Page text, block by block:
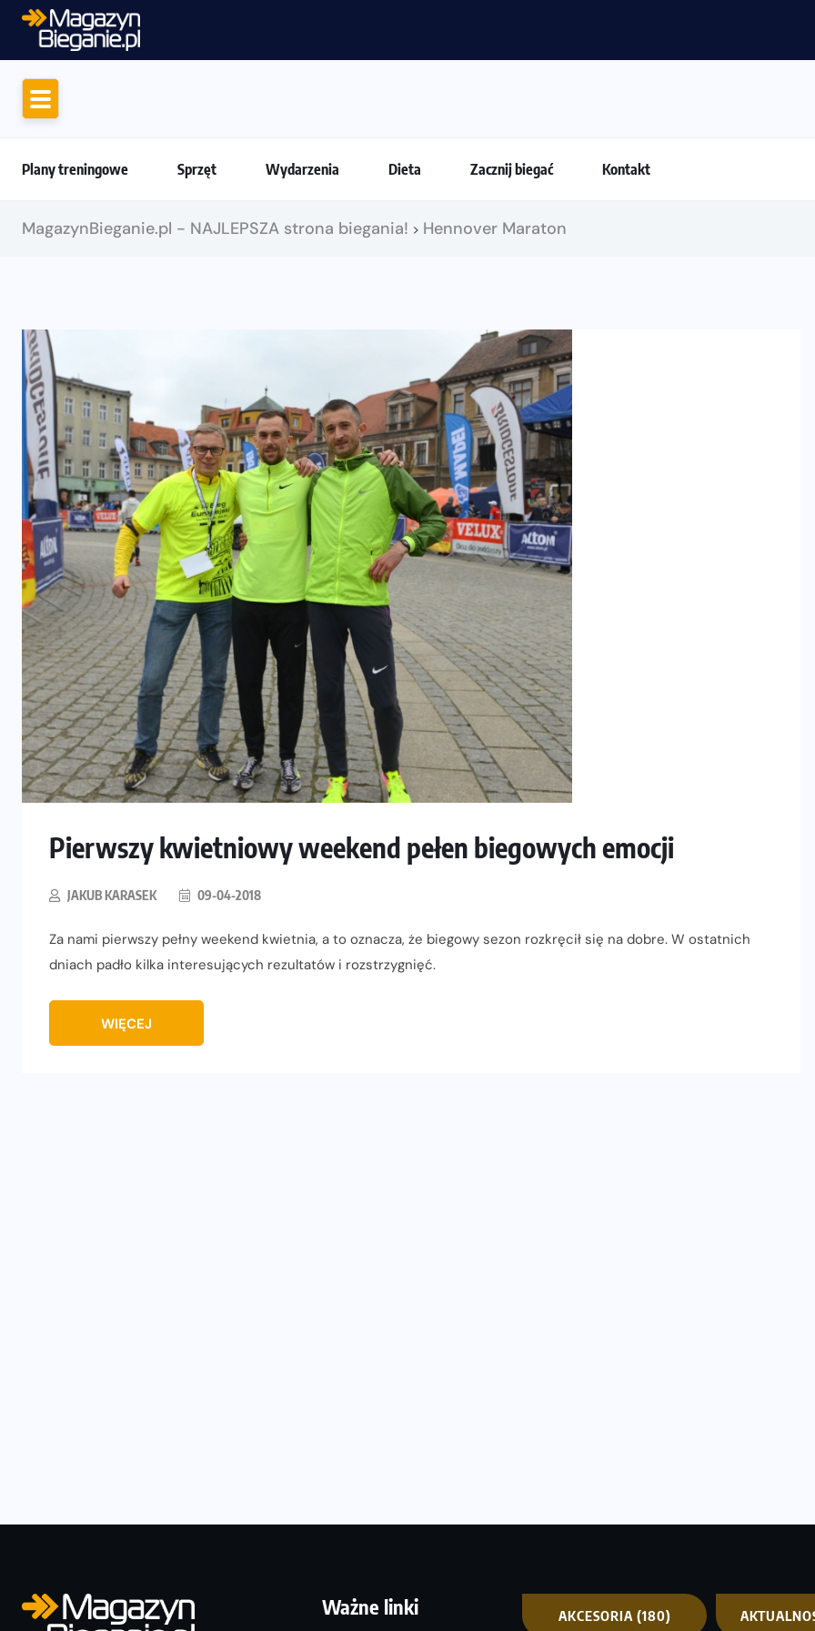
Plany treningowe Sprzęt Wydarzenia Dieta Zacznij biegać Kontakt
MagazynBieganie.pl - NAJLEPSZA strona biegania! > Hennover Maraton
Pierwszy kwietniowy weekend pełen biegowych emocji
JAKUB KARASEK 09-04-2018
Za nami pierwszy pełny weekend kwietnia, a to oznacza, że biegowy sezon rozkręcił się na dobre. W ostatnich
dniach padło kilka interesujących rezultatów i rozstrzygnięć.
WIĘCEJ
Ważne linki AKCESORIA (180)